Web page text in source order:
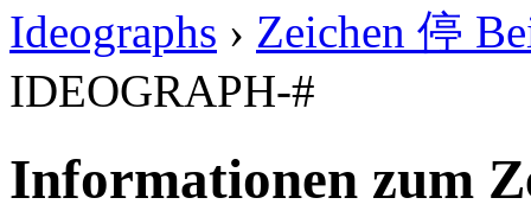
Ideographs › Zeichen 停
IDEOGRAPH-#
Informationen zum